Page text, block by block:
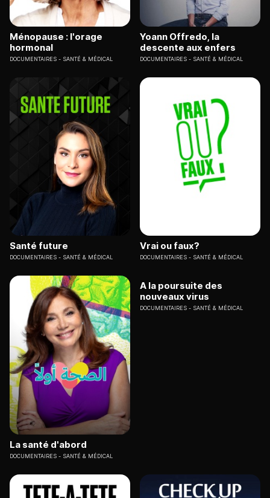
Ménopause : l'orage
hormonal
DOCUMENTAIRES SANTÉ & MÉDICAL
Yoann Offredo, la
descente aux enfers
DOCUMENTAIRES SANTÉ & MÉDICAL
Santé future
DOCUMENTAIRES SANTÉ & MÉDICAL
Vrai ou faux?
DOCUMENTAIRES SANTÉ & MÉDICAL
La santé d'abord
DOCUMENTAIRES SANTÉ & MÉDICAL
A la poursuite des
nouveaux virus
DOCUMENTAIRES SANTÉ & MÉDICAL